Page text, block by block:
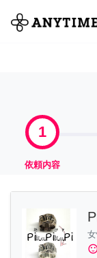
全て
1
依頼内容